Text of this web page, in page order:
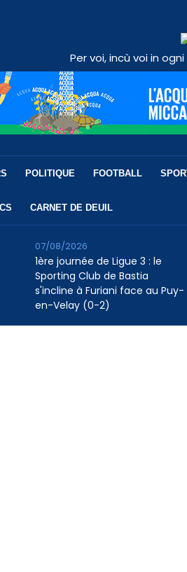
Per voi, incù voi in
POLITIQUE FOOTBALL
CARNET DE DEUIL
1ère journée de Ligue 3 : le
Sporting Club de Bastia
s'incline à Furiani face au Puy-
en-Velay (0-2)
07/08/2026